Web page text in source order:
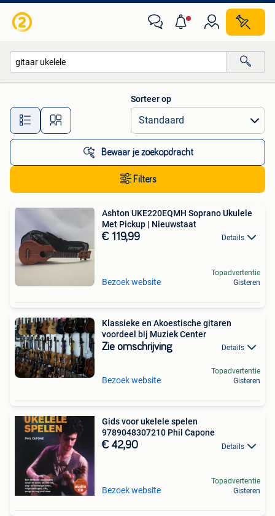
Alle afstanden…
Sorteer op
Bewaar je zoekopdracht
Filters
Ashton UKE220EQMH Soprano Ukulele
Met Pickup | Nieuwstaat
€ 119,99 Details
Bezoek website
Topadvertentie
Gisteren
Klassieke en Akoestische gitaren
voordeel bij Muziek Center
Zie omschrijving Details
Bezoek website
Topadvertentie
Gisteren
Gids voor ukelele spelen
9789048307210 Phil Capone
€ 42,90 Details
Bezoek website
Topadvertentie
Gisteren